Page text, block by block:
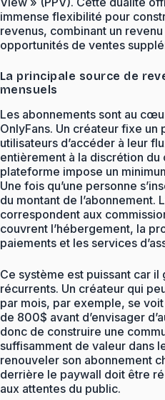
immense flexibilité pour
revenus, combinant un
opportunités de ventes
La principale source de
mensuels
Les abonnements sont au
OnlyFans. Un créateur fixe
utilisateurs d’accéder à leur
entièrement à la discrétion du
plateforme impose un
Une fois qu’une personne
du montant de l’abonnement.
correspondent aux
couvrent l’hébergement, la
paiements et les services
Ce système est puissant car
récurrents. Un créateur qui
par mois, par exemple, se
de 800$ avant d’envisager
donc de construire une
suffisamment de valeur dans
renouveler son abonnement
derrière le paywall doit être
aux attentes du public.